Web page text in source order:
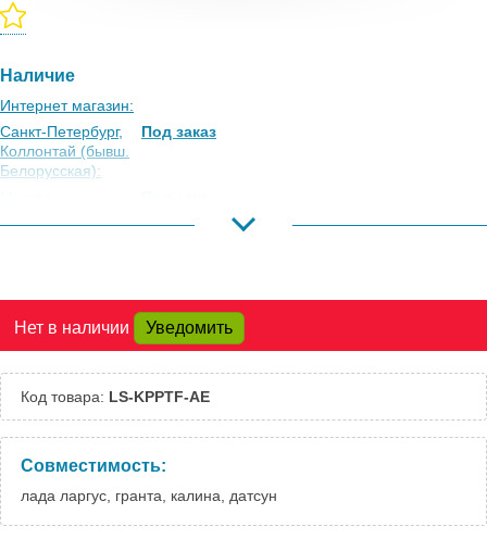
Наличие
Интернет магазин:
Санкт-Петербург,
Коллонтай (бывш.
Белорусская):
Под заказ
Краснодар:
Есть
Самара:
Тверь:
Тюмень:
Есть
Челябинск:
Под заказ
Нет в наличии Уведомить
Код товара: LS-KPPTF-AE
Совместимость:
лада ларгус, гранта, калина, датсун